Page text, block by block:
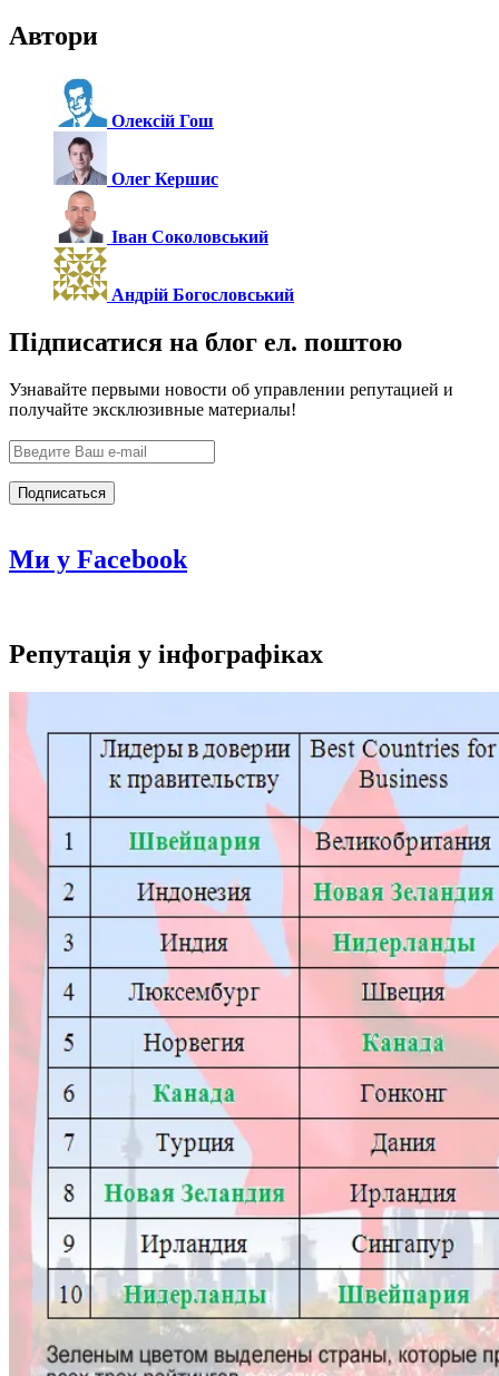
Автори
Олексій Гош
Олег Кершис
Іван Соколовський
Андрій Богословський
Підписатися на блог ел. поштою
Узнавайте первыми новости об управлении репутацией и
получайте эксклюзивные материалы!
Ми у Facebook
Репутація у інфографіках